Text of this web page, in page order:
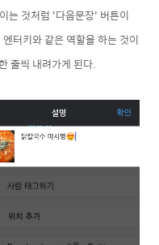
는 것처럼 '다음문장' 버튼이
터키와 같은 역할을 하는 것이
줄씩 내려가게 된다.